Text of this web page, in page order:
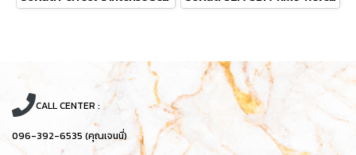
CALL CENTER :
096-392-6535 (คุณเจนนี่)